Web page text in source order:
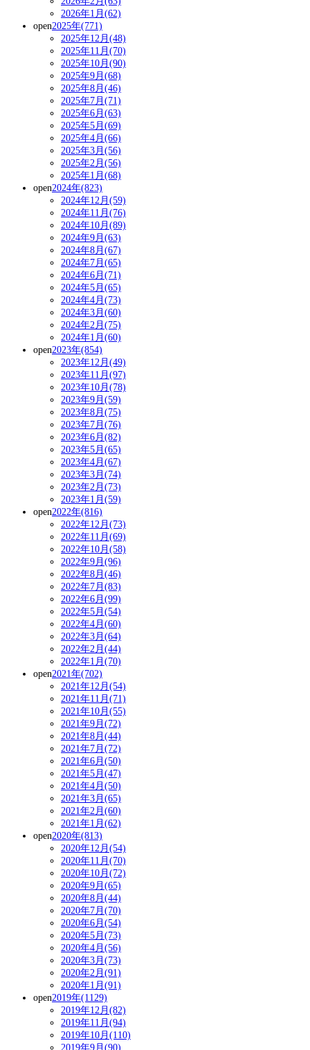
2026年1月(62)
open2025年(771)
2025年12月(48)
2025年11月(70)
2025年10月(90)
2025年9月(68)
2025年8月(46)
2025年7月(71)
2025年6月(63)
2025年5月(69)
2025年4月(66)
2025年3月(56)
2025年2月(56)
2025年1月(68)
open2024年(823)
2024年12月(59)
2024年11月(76)
2024年10月(89)
2024年9月(63)
2024年8月(67)
2024年7月(65)
2024年6月(71)
2024年5月(65)
2024年4月(73)
2024年3月(60)
2024年2月(75)
2024年1月(60)
open2023年(854)
2023年12月(49)
2023年11月(97)
2023年10月(78)
2023年9月(59)
2023年8月(75)
2023年7月(76)
2023年6月(82)
2023年5月(65)
2023年4月(67)
2023年3月(74)
2023年2月(73)
2023年1月(59)
open2022年(816)
2022年12月(73)
2022年11月(69)
2022年10月(58)
2022年9月(96)
2022年8月(46)
2022年7月(83)
2022年6月(99)
2022年5月(54)
2022年4月(60)
2022年3月(64)
2022年2月(44)
2022年1月(70)
open2021年(702)
2021年12月(54)
2021年11月(71)
2021年10月(55)
2021年9月(72)
2021年8月(44)
2021年7月(72)
2021年6月(50)
2021年5月(47)
2021年4月(50)
2021年3月(65)
2021年2月(60)
2021年1月(62)
open2020年(813)
2020年12月(54)
2020年11月(70)
2020年10月(72)
2020年9月(65)
2020年8月(44)
2020年7月(70)
2020年6月(54)
2020年5月(73)
2020年4月(56)
2020年3月(73)
2020年2月(91)
2020年1月(91)
open2019年(1129)
2019年12月(82)
2019年11月(94)
2019年10月(110)
2019年9月(90)